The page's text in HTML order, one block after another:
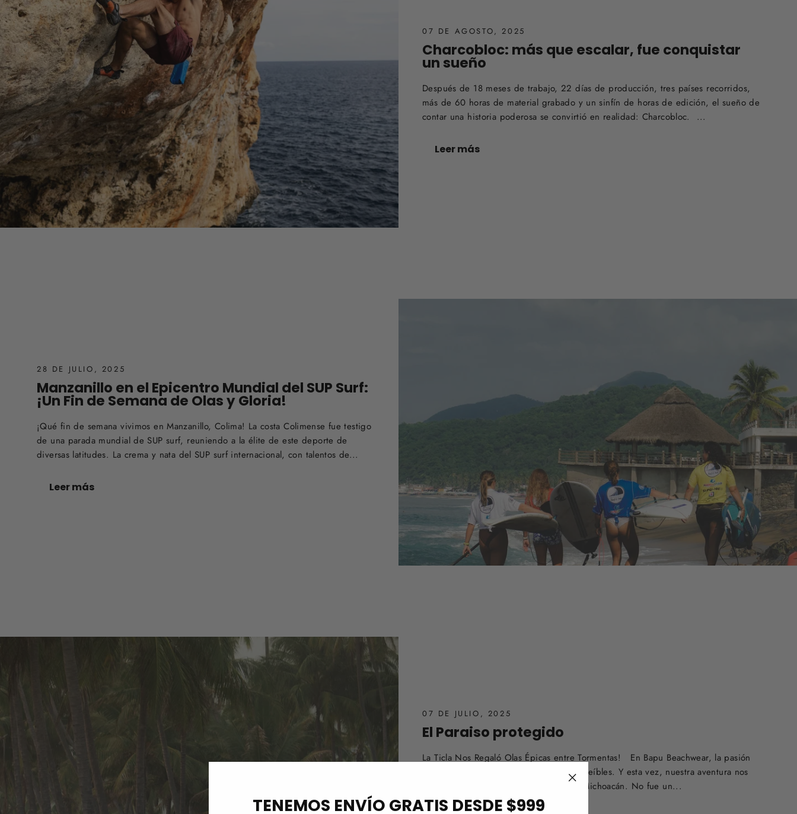
07 DE AGOSTO, 2025
Charcobloc: más que escalar, fue conquistar
un sueño
Después de 18 meses de trabajo, 22 días de producción, tres países recorridos,
más de 60 horas de material grabado y un sinfín de horas de edición, el sueño de
contar una historia poderosa se convirtió en realidad: Charcobloc. ...
Leer más
28 DE JULIO, 2025
Manzanillo en el Epicentro Mundial del SUP Surf:
¡Un Fin de Semana de Olas y Gloria!
¡Qué fin de semana vivimos en Manzanillo, Colima! La costa Colimense fue testigo
de una parada mundial de SUP surf, reuniendo a la élite de este deporte de
diversas latitudes. La crema y nata del SUP surf internacional, con talentos de...
Leer más
07 DE JULIO, 2025
El Paraiso protegido
La Ticla Nos Regaló Olas Épicas entre Tormentas! En Bapu Beachwear, la pasión
por el mar nos lleva a perseguir olas increíbles. Y esta vez, nuestra aventura nos
llevó a un destino legendario: La Ticla, Michoacán. No fue un...
TENEMOS ENVÍO GRATIS DESDE $999
"Cerrar